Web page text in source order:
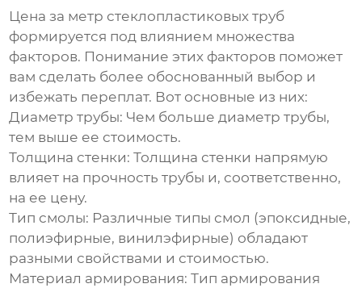
Цена за метр стеклопластиковых труб
формируется под влиянием множества
факторов. Понимание этих факторов поможет
вам сделать более обоснованный выбор и
избежать переплат. Вот основные из них:
Диаметр трубы: Чем больше диаметр трубы,
тем выше ее стоимость.
Толщина стенки: Толщина стенки напрямую
влияет на прочность трубы и, соответственно,
на ее цену.
Тип смолы: Различные типы смол (эпоксидные,
полиэфирные, винилэфирные) обладают
разными свойствами и стоимостью.
Материал армирования: Тип армирования